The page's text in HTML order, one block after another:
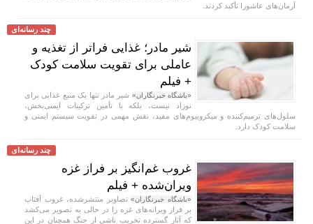
آرمان‌های عاشورا تأکید کردند.
چند رسانه‌ای
شیر مادر؛ غذایی فراتر از تغذیه و
عاملی برای تقویت سلامت کودک
+ فیلم
«باشگاه خبرنگاران» شیر مادر تنها یک منبع غذایی برای
نوزاد نیست، بلکه با تأمین ترکیبات ایمنی‌بخش،
سلول‌های ترمیم‌کننده و میکروبیوم‌های مفید، نقش مهمی در تقویت سیستم ایمنی و
سلامت کودک دارد.
چند رسانه‌ای
غروب غم‌انگیز بر فراز غزه
ویران‌شده + فیلم
«باشگاه خبرنگاران»تصاویر منتشرشده، غروب آفتاب
بر فراز ویرانه‌های غزه را در حالی به تصویر می‌کشد
که آثار گسترده تخریب ناشی از جنگ همچنان در این